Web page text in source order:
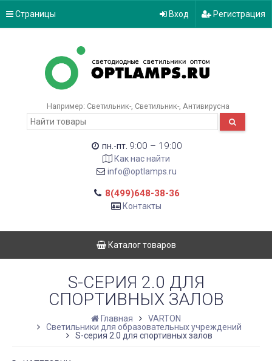
Страницы Вход Регистрация
Например: Светильник- Светильник- Антивирусна
пн.-пт. 9:00 – 19:00
Как нас найти
info@optlamps.ru
8(499)648-38-36
Контакты
Каталог товаров
S-СЕРИЯ 2.0 ДЛЯ
СПОРТИВНЫХ ЗАЛОВ
Главная
VARTON
Светильники для образовательных учреждений
S-серия 2.0 для спортивных залов